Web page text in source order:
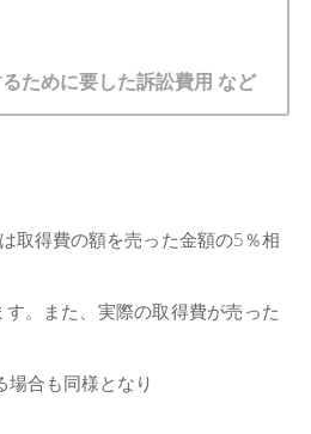
ために要した訴訟費用 など
は取得費の額を売った金額の5％相
。また、実際の取得費が売った
合も同様となり